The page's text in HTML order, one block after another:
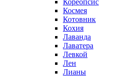
Кореопсис
Космея
Котовник
Кохия
Лаванда
Лаватера
Левкой
Лен
Лианы